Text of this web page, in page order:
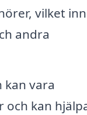
vilket
andra
kan vara
kan